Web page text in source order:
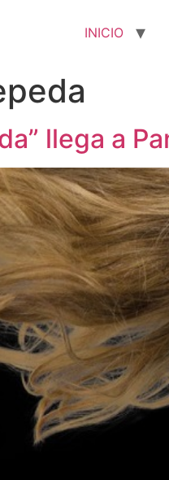
INICIO
llega a